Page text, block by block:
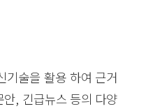
기술을 활용 하여 근거
, 긴급뉴스 등의 다양